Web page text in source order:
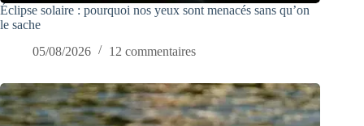
Éclipse solaire : pourquoi nos yeux sont menacés sans qu’on
le sache
05/08/2026
12 commentaires